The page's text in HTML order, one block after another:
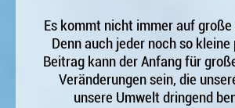
Es kommt nicht immer auf
Denn auch jeder noch so
Beitrag kann der Anfang für
Veränderungen sein, die
unsere Umwelt dringend